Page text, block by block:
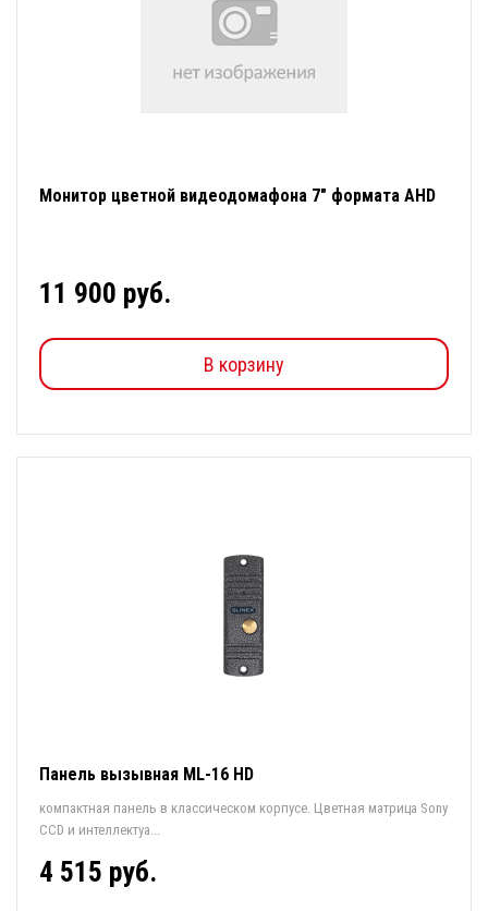
Монитор цветной видеодомафона 7" формата AHD
11 900 руб.
В корзину
Панель вызывная ML-16 HD
компактная панель в классическом корпусе. Цветная матрица Sony
CCD и интеллектуа...
4 515 руб.